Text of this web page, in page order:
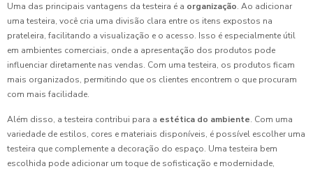
Uma das principais vantagens da testeira é a organização. Ao adicionar
uma testeira, você cria uma divisão clara entre os itens expostos na
prateleira, facilitando a visualização e o acesso. Isso é especialmente útil
em ambientes comerciais, onde a apresentação dos produtos pode
influenciar diretamente nas vendas. Com uma testeira, os produtos ficam
mais organizados, permitindo que os clientes encontrem o que procuram
com mais facilidade.
Além disso, a testeira contribui para a estética do ambiente. Com uma
variedade de estilos, cores e materiais disponíveis, é possível escolher uma
testeira que complemente a decoração do espaço. Uma testeira bem
escolhida pode adicionar um toque de sofisticação e modernidade,